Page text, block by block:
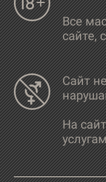
Все
сайте,
Сайт
На